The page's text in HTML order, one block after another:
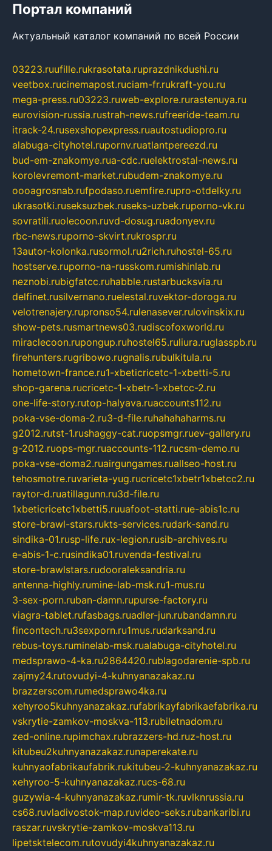
Портал компаний
Актуальный каталог компаний по всей России
03223.ruufille.rukrasotata.ruprazdnikdushi.ru
veetbox.rucinemapost.ruciam-fr.rukraft-you.ru
mega-press.ru03223.ruweb-explore.rurastenuya.ru
eurovision-russia.rustrah-news.rufreeride-team.ru
itrack-24.rusexshopexpress.ruautostudiopro.ru
alabuga-cityhotel.rupornv.ruatlantpereezd.ru
bud-em-znakomye.rua-cdc.ruelektrostal-news.ru
korolevremont-market.rubudem-znakomye.ru
oooagrosnab.rufpodaso.ruemfire.rupro-otdelky.ru
ukrasotki.ruseksuzbek.ruseks-uzbek.ruporno-vk.ru
sovratili.ruolecoon.ruvd-dosug.ruadonyev.ru
rbc-news.ruporno-skvirt.rukrospr.ru
13autor-kolonka.rusormol.ru2rich.ruhostel-65.ru
hostserve.ruporno-na-russkom.rumishinlab.ru
neznobi.rubigfatcc.ruhabble.rustarbucksvia.ru
delfinet.rusilvernano.ruelestal.ruvektor-doroga.ru
velotrenajery.rupronso54.rulenasever.rulovinskix.ru
show-pets.rusmartnews03.rudiscofoxworld.ru
miraclecoon.rupongup.ruhostel65.ruliura.ruglasspb.ru
firehunters.rugribowo.rugnalis.rubulkitula.ru
hometown-france.ru1-xbeticricetc-1-xbetti-5.ru
shop-garena.rucricetc-1-xbetr-1-xbetcc-2.ru
one-life-story.rutop-halyava.ruaccounts112.ru
poka-vse-doma-2.ru3-d-file.ruhahahaharms.ru
g2012.rutst-1.rushaggy-cat.ruopsmgr.ruev-gallery.ru
g-2012.ruops-mgr.ruaccounts-112.rucsm-demo.ru
poka-vse-doma2.ruairgungames.ruallseo-host.ru
tehosmotre.ruvarieta-yug.rucricetc1xbetr1xbetcc2.ru
raytor-d.ruatillagunn.ru3d-file.ru
1xbeticricetc1xbetti5.ruuafoot-statti.rue-abis1c.ru
store-brawl-stars.rukts-services.rudark-sand.ru
sindika-01.rusp-life.rux-legion.rusib-archives.ru
e-abis-1-c.rusindika01.ruvenda-festival.ru
store-brawlstars.rudooraleksandria.ru
antenna-highly.rumine-lab-msk.ru1-mus.ru
3-sex-porn.ruban-damn.rupurse-factory.ru
viagra-tablet.rufasbags.ruadler-jun.rubandamn.ru
fincontech.ru3sexporn.ru1mus.rudarksand.ru
rebus-toys.ruminelab-msk.rualabuga-cityhotel.ru
medsprawo-4-ka.ru2864420.rublagodarenie-spb.ru
zajmy24.rutovudyi-4-kuhnyanazakaz.ru
brazzerscom.rumedsprawo4ka.ru
xehyroo5kuhnyanazakaz.rufabrikayfabrikaefabrika.ru
vskrytie-zamkov-moskva-113.rubiletnadom.ru
zed-online.rupimchax.rubrazzers-hd.ruz-host.ru
kitubeu2kuhnyanazakaz.runaperekate.ru
kuhnyaofabrikaufabrik.rukitubeu-2-kuhnyanazakaz.ru
xehyroo-5-kuhnyanazakaz.rucs-68.ru
guzywia-4-kuhnyanazakaz.rumir-tk.ruvlknrussia.ru
cs68.ruvladivostok-map.ruvideo-seks.rubankaribi.ru
raszar.ruvskrytie-zamkov-moskva113.ru
lipetsktelecom.rutovudyi4kuhnyanazakaz.ru